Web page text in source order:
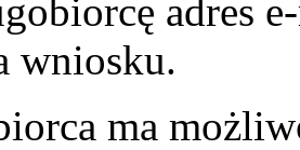
adres
wniosku.
ma